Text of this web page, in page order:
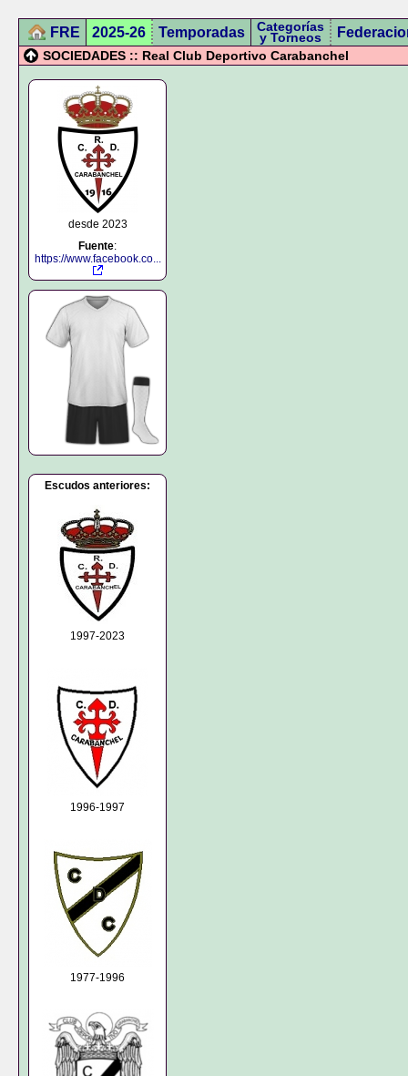
FRE 2025-26 Temporadas Categorías
y Torneos
SOCIEDADES :: Real Club Deportivo Carabanchel
desde 2023
Fuente:
https://www.facebook.co...
Escudos anteriores:
1997-2023
1996-1997
1977-1996